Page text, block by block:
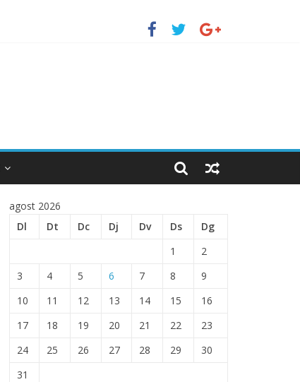
agost 2026
Dl
Dt Dc Dj Dv Ds
Dg
1
2
3
4 5 6 7 8
9
10
11 12 13 14 15
16
17
18 19 20 21 22
23
24
25 26 27 28 29
30
31